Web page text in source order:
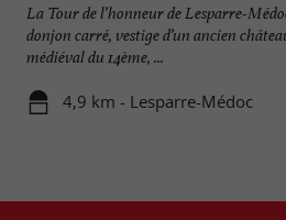
La Tour de l’honneur de Lesparre-
donjon carré, vestige d’un ancien
médiéval du 14ème, ...
4,9 km - Lesparre-Médoc